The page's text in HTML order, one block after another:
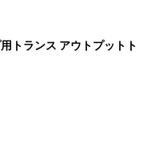
トランス アウトプットト